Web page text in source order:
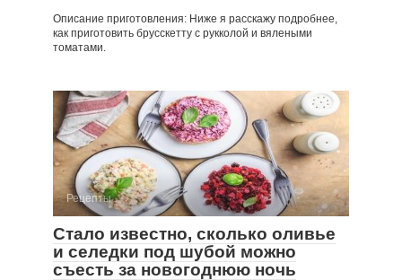
Описание приготовления: Ниже я расскажу подробнее,
как приготовить брусскетту с рукколой и вялеными
томатами.
Рецепты
Стало известно, сколько оливье
и селедки под шубой можно
съесть за новогоднюю ночь